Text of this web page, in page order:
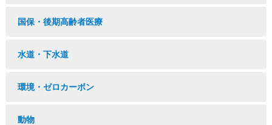
国保・後期高齢者医療
水道・下水道
環境・ゼロカーボン
動物